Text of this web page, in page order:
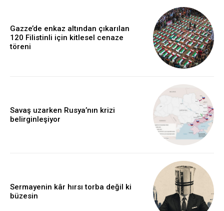
Gazze’de enkaz altından çıkarılan
120 Filistinli için kitlesel cenaze
töreni
Savaş uzarken Rusya’nın krizi
belirginleşiyor
Sermayenin kâr hırsı torba değil ki
büzesin